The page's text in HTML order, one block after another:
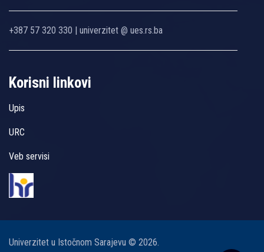
+387 57 320 330 | univerzitet @ ues.rs.ba
Korisni linkovi
Upis
URC
Veb servisi
Univerzitet u Istočnom Sarajevu © 2026.